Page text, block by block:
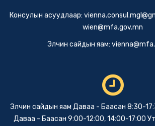
Консулын асуудлаар:
wien@mfa.gov.mn
Элчин сайдын яам:
Элчин сайдын яам Даваа - Баасан 8:30-
Даваа - Баасан 9:00-12:00, 14:00-17:00